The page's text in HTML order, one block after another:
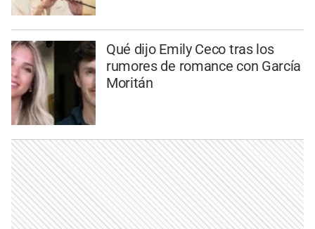
Qué dijo Emily Ceco tras los
rumores de romance con García
Moritán